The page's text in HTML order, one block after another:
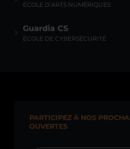
ÉCOLE D’ARTS NUMÉRIQUES
Guardia CS
ÉCOLE DE CYBERSÉCURITÉ
PARTICIPEZ À NOS
OUVERTES